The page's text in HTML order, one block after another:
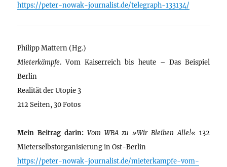
https://peter-nowak-journalist.de/telegraph-133134/
Philipp Mattern (Hg.)
Mieterkämpfe. Vom Kaiserreich bis heute – Das Beispiel
Berlin
Realität der Utopie 3
212 Seiten, 30 Fotos
Mein Beitrag darin: Vom WBA zu »Wir Bleiben Alle!« 132
Mieterselbstorganisierung in Ost-Berlin
https://peter-nowak-journalist.de/mieterkampfe-vom-